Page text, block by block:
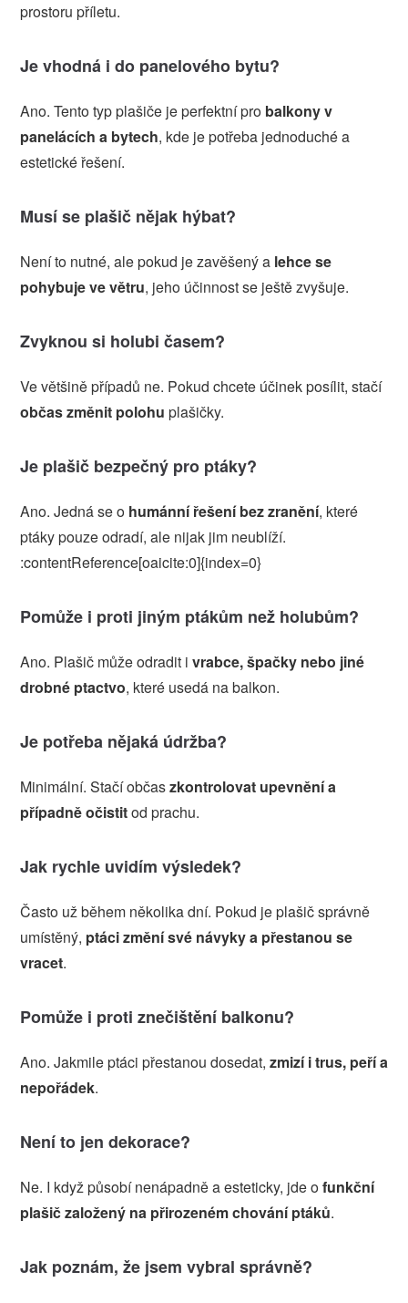
prostoru příletu.
Je vhodná i do panelového bytu?
Ano. Tento typ plašiče je perfektní pro balkony v
panelácích a bytech, kde je potřeba jednoduché a
estetické řešení.
Musí se plašič nějak hýbat?
Není to nutné, ale pokud je zavěšený a lehce se
pohybuje ve větru, jeho účinnost se ještě zvyšuje.
Zvyknou si holubi časem?
Ve většině případů ne. Pokud chcete účinek posílit, stačí
občas změnit polohu plašičky.
Je plašič bezpečný pro ptáky?
Ano. Jedná se o humánní řešení bez zranění, které
ptáky pouze odradí, ale nijak jim neublíží.
:contentReference[oaicite:0]{index=0}
Pomůže i proti jiným ptákům než holubům?
Ano. Plašič může odradit i vrabce, špačky nebo jiné
drobné ptactvo, které usedá na balkon.
Je potřeba nějaká údržba?
Minimální. Stačí občaszkontrolovat upevnění a
případně očistitod prachu.
Jak rychle uvidím výsledek?
Často už během několika dní. Pokud je plašič správně
umístěný, ptáci změní své návyky a přestanou se
vracet.
Pomůže i proti znečištění balkonu?
Ano. Jakmile ptáci přestanou dosedat, zmizí i trus, peří a
nepořádek.
Není to jen dekorace?
Ne. I když působí nenápadně a esteticky, jde ofunkční
plašič založený na přirozeném chování ptáků.
Jak poznám, že jsem vybral správně?